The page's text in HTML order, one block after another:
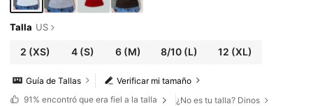
Talla US
2 (XS) 4(S) 6(M) 8/10 (L) 12 (XL)
Verificar mi tamaño
Guía de Tallas
91% encontró que era fiel a la talla ¿No es tu talla? Dinos